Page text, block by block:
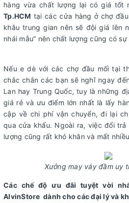
hàng vừa chất lượng lại có giá tốt
Tp.HCM tại các cửa hàng ở chợ
khâu trung gian nên sẽ đội giá lên
nhái mẫu” nên chất lượng cũng có
Nếu e dè với các chợ đầu mối tại
chắc chắn các bạn sẽ nghĩ ngay
Lan hay Trung Quốc, tuy là những
giá rẻ và ưu điểm lớn nhất là lấy
cập về chi phí vận chuyển, đi lại
qua cửa khẩu. Ngoài ra, việc đổi
lượng cũng rất khó khăn và mất
Xưởng may váy đầm uy
Các chế độ ưu đãi tuyệt vời
AlvinStore dành cho các đại lý và